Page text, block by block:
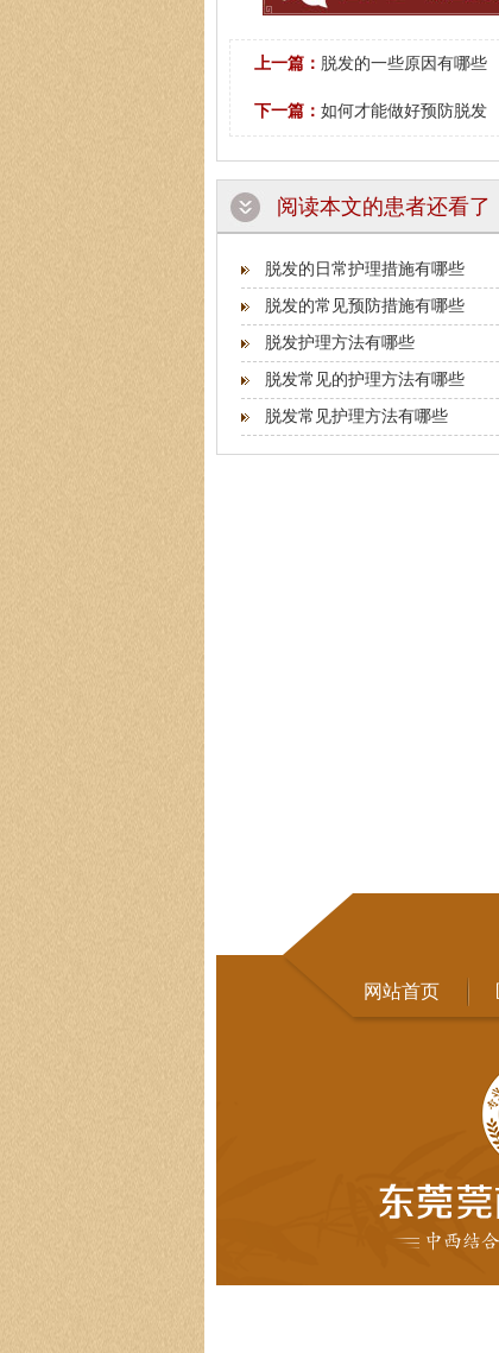
上一篇： 脱发的一些原因有哪些
下一篇： 如何才能做好预防脱发
阅读本文的患者还看了
脱发的日常护理措施有哪些
脱发的常见预防措施有哪些
脱发护理方法有哪些
脱发常见的护理方法有哪些
脱发常见护理方法有哪些
网站首页